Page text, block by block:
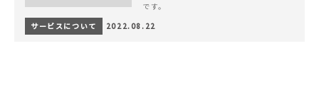
です。
サービスについて
2022.08.22